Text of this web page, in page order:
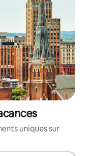
uniques sur